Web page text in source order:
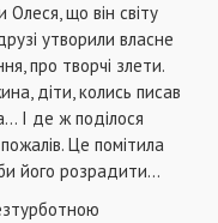
Олеся, що він світу
утворили власне
про творчі злети.
діти, колись писав
І де ж поділося
Це помітила
його розрадити…